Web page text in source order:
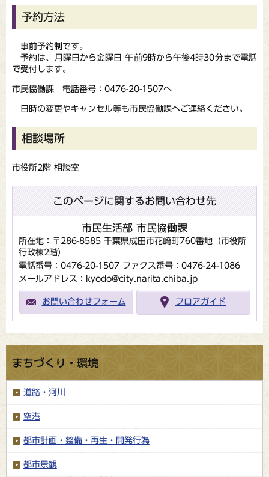
予約方法
事前予約制です。
予約は、月曜日から金曜日 午前9時から午後4時30分まで電話
で受付します。
市民協働課 電話番号：0476-20-1507へ
日時の変更やキャンセル等も市民協働課へご連絡ください。
相談場所
市役所2階 相談室
このページに関するお問い合わせ先
市民生活部 市民協働課
所在地：〒286-8585 千葉県成田市花崎町760番地（市役所
行政棟2階）
電話番号：0476-20-1507 ファクス番号：0476-24-1086
メールアドレス：kyodo@city.narita.chiba.jp
お問い合わせフォーム フロアガイド
まちづくり・環境
道路・河川
空港
都市計画・整備・再生・開発行為
都市景観